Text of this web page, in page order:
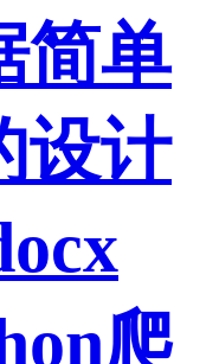
简单
设计
爬